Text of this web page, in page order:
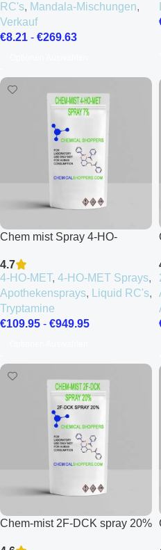
RC's, Mandala-Mischungen,
Verkauf
€8.21 - €269.63
Chem mist Spray 4-HO-
4.7
4-HO-MET, 4-HO-MET Sprays,
Apothekensprays, Liquid RC's,
Tryptamine
€109.95 - €949.95
Chem-mist 2F-DCK spray 20%